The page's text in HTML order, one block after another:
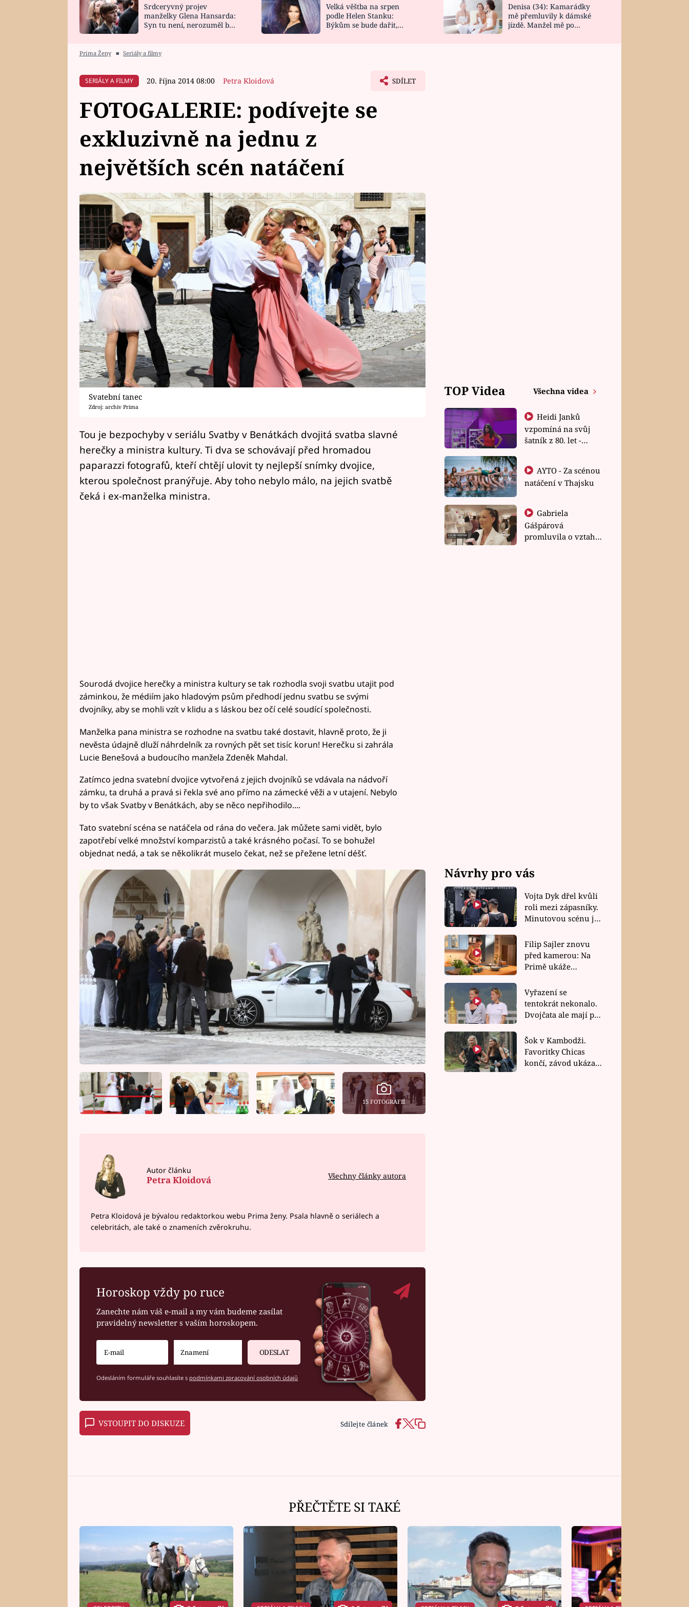
HOROSKOP NA
CELEBRITY
VAŘENÍ
NOVINKY
VIDEORECEPTY
DESIGN
Srdceryvný projev
manželky Glena Hansarda:
Syn tu není, nerozuměl by
Velká věštba na srpen
podle Helen Stanku:
Býkům se bude dařit,
Denisa (34): Kamarádky
mě přemluvily k dámské
jízdě. Manžel mě po
Prima Ženy ■ Seriály a filmy
SERIÁLY A FILMY 20. října 2014 08:00 Petra Kloidová SDÍLET
FOTOGALERIE: podívejte se
exkluzivně na jednu z
největších scén natáčení
Svatební tanec
Zdroj: archiv Prima
Tou je bezpochyby v seriálu Svatby v Benátkách dvojitá svatba slavné
herečky a ministra kultury. Ti dva se schovávají před hromadou
paparazzi fotografů, kteří chtějí ulovit ty nejlepší snímky dvojice,
kterou společnost pranýřuje. Aby toho nebylo málo, na jejich svatbě
čeká i ex-manželka ministra.
Sourodá dvojice herečky a ministra kultury se tak rozhodla svoji svatbu utajit pod
záminkou, že médiím jako hladovým psům předhodí jednu svatbu se svými
dvojníky, aby se mohli vzít v klidu a s láskou bez očí celé soudící společnosti.
Manželka pana ministra se rozhodne na svatbu také dostavit, hlavně proto, že ji
nevěsta údajně dluží náhrdelník za rovných pět set tisíc korun! Herečku si zahrála
Lucie Benešová a budoucího manžela Zdeněk Mahdal.
Zatímco jedna svatební dvojice vytvořená z jejich dvojníků se vdávala na nádvoří
zámku, ta druhá a pravá si řekla své ano přímo na zámecké věži a v utajení. Nebylo
by to však Svatby v Benátkách, aby se něco nepřihodilo....
Tato svatební scéna se natáčela od rána do večera. Jak můžete sami vidět, bylo
zapotřebí velké množství komparzistů a také krásného počasí. To se bohužel
objednat nedá, a tak se několikrát muselo čekat, než se přežene letní déšť.
15 FOTOGRAFIÍ
Autor článku
Petra Kloidová Všechny články autora
Petra Kloidová je bývalou redaktorkou webu Prima ženy. Psala hlavně o seriálech a
celebritách, ale také o znameních zvěrokruhu.
Horoskop vždy po ruce
Zanechte nám váš e-mail a my vám budeme zasílat
pravidelný newsletter s vaším horoskopem.
ODESLAT
Odesláním formuláře souhlasíte s podmínkami zpracování osobních údajů
VSTOUPIT DO DISKUZE Sdílejte článek
TOP Videa Všechna videa
Heidi Janků
vzpomíná na svůj
šatník z 80. let -
natáčení v Thajsku
Gabriela
Gášpárová
promluvila o vztahu
Návrhy pro vás
Vojta Dyk dřel kvůli
roli mezi zápasníky.
Minutovou scénu jel
Filip Sajler znovu
před kamerou: Na
Primě ukáže
rychlé recepty
Vyřazení se
tentokrát nekonalo.
Dvojčata ale mají po
závodu nůž na krku
Šok v Kambodži.
Favoritky Chicas
končí, závod ukázal
PŘEČTĚTE SI TAKÉ